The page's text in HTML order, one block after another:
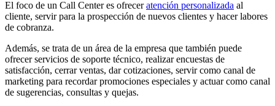
El foco de un Call Center es ofreceratención personalizada al
cliente, servir para la prospección de nuevos clientes y hacer labores
de cobranza.
Además, se trata de un área de la empresa que también puede
ofrecer servicios de soporte técnico, realizar encuestas de
satisfacción, cerrar ventas, dar cotizaciones, servir como canal de
marketing para recordar promociones especiales y actuar como canal
de sugerencias, consultas y quejas.